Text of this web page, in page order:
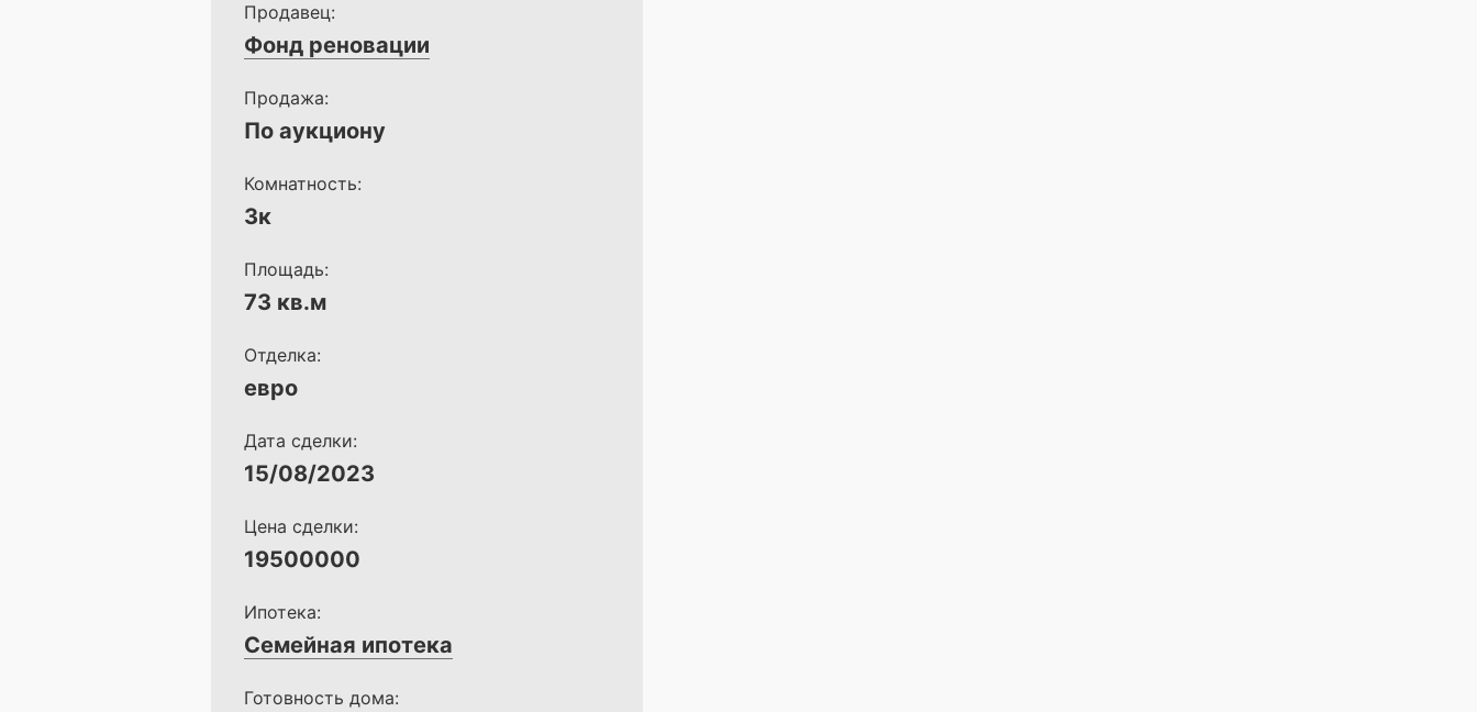
Продавец:
Фонд реновации
Продажа:
По аукциону
Комнатность:
3к
Площадь:
73 кв.м
Отделка:
евро
Дата сделки:
15/08/2023
Цена сделки:
19500000
Ипотека:
Семейная ипотека
Готовность дома: